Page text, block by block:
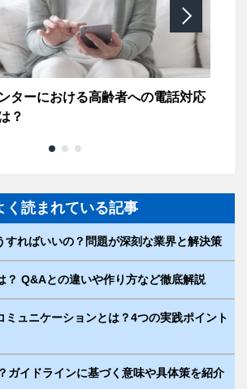
ターにおける高齢者への電話対応
？
く読まれている記事
すればいいの？問題が深刻な業界と解決策
？ Q&Aとの違いや作り方など徹底解説
ミュニケーションとは？4つの実践ポイント
ガイドラインに基づく意味や具体策を紹介